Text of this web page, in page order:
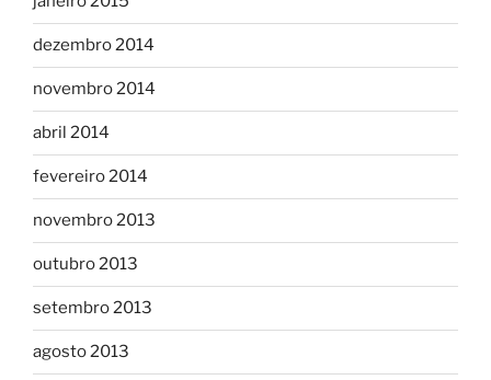
dezembro 2014
novembro 2014
abril 2014
fevereiro 2014
novembro 2013
outubro 2013
setembro 2013
agosto 2013